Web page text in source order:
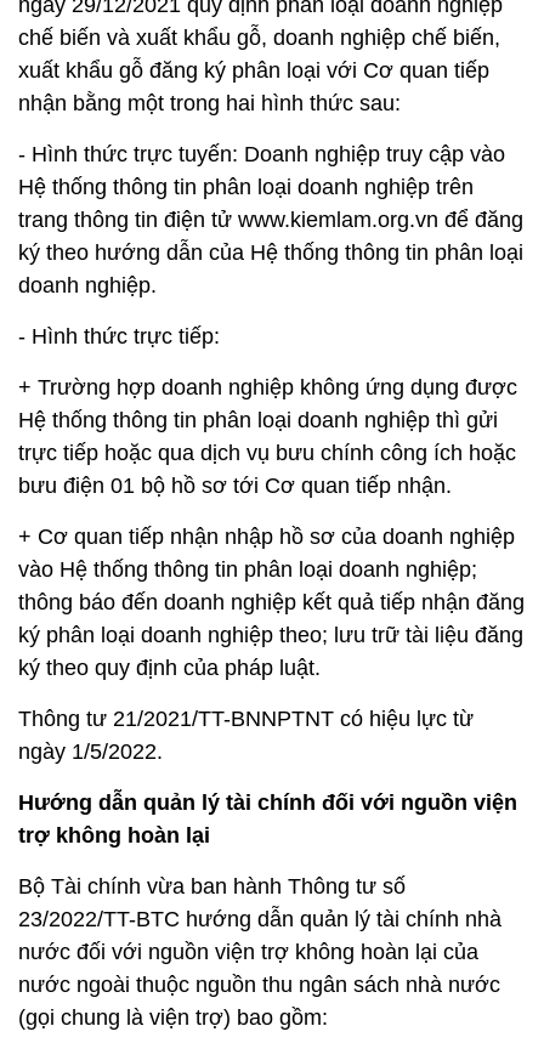
ngày 29/12/2021 quy định phân loại doanh nghiệp
chế biến và xuất khẩu gỗ, doanh nghiệp chế biến,
xuất khẩu gỗ đăng ký phân loại với Cơ quan tiếp
nhận bằng một trong hai hình thức sau:
- Hình thức trực tuyến: Doanh nghiệp truy cập vào
Hệ thống thông tin phân loại doanh nghiệp trên
trang thông tin điện tử www.kiemlam.org.vn để đăng
ký theo hướng dẫn của Hệ thống thông tin phân loại
doanh nghiệp.
- Hình thức trực tiếp:
+ Trường hợp doanh nghiệp không ứng dụng được
Hệ thống thông tin phân loại doanh nghiệp thì gửi
trực tiếp hoặc qua dịch vụ bưu chính công ích hoặc
bưu điện 01 bộ hồ sơ tới Cơ quan tiếp nhận.
+ Cơ quan tiếp nhận nhập hồ sơ của doanh nghiệp
vào Hệ thống thông tin phân loại doanh nghiệp;
thông báo đến doanh nghiệp kết quả tiếp nhận đăng
ký phân loại doanh nghiệp theo; lưu trữ tài liệu đăng
ký theo quy định của pháp luật.
Thông tư 21/2021/TT-BNNPTNT có hiệu lực từ
ngày 1/5/2022.
Hướng dẫn quản lý tài chính đối với nguồn viện
trợ không hoàn lại
Bộ Tài chính vừa ban hành Thông tư số
23/2022/TT-BTC hướng dẫn quản lý tài chính nhà
nước đối với nguồn viện trợ không hoàn lại của
nước ngoài thuộc nguồn thu ngân sách nhà nước
(gọi chung là viện trợ) bao gồm: